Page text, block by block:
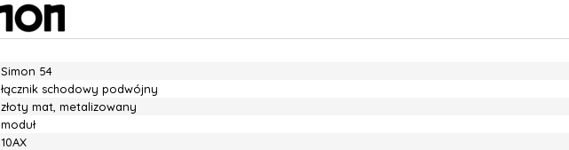
Simon 54
łącznik schodowy podwójny
złoty mat, metalizowany
moduł
10AX